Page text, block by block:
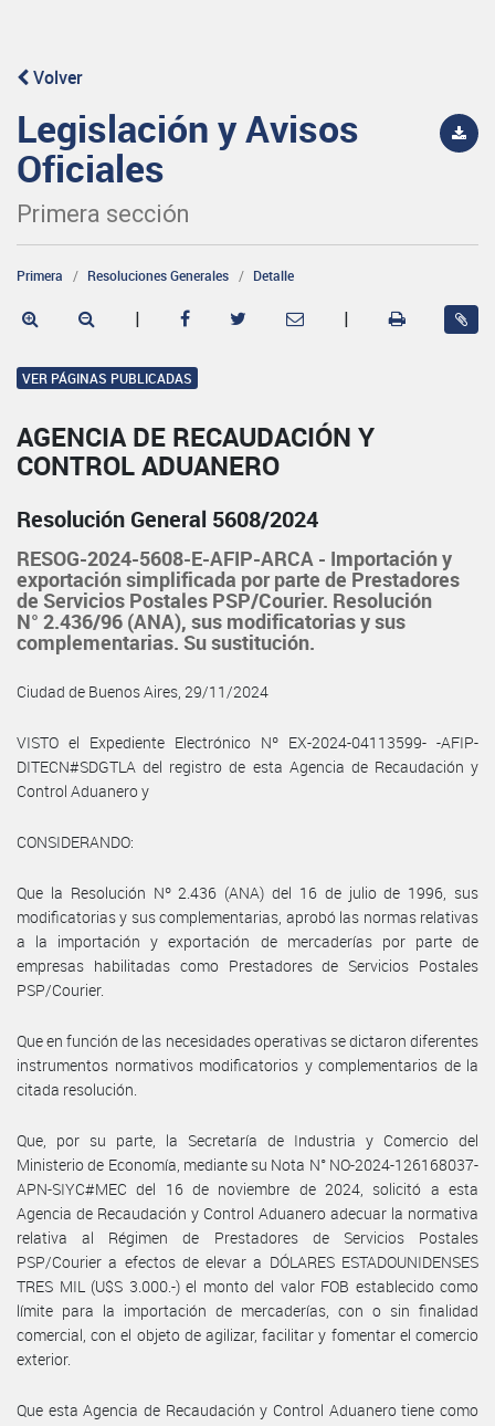
Volver
Legislación y Avisos
Oficiales
Primera sección
Primera Resoluciones Generales Detalle
| |
VER PÁGINAS PUBLICADAS
AGENCIA DE RECAUDACIÓN Y
CONTROL ADUANERO
Resolución General 5608/2024
RESOG-2024-5608-E-AFIP-ARCA - Importación y
exportación simplificada por parte de Prestadores
de Servicios Postales PSP/Courier. Resolución
N° 2.436/96 (ANA), sus modificatorias y sus
complementarias. Su sustitución.
Ciudad de Buenos Aires, 29/11/2024
VISTO el Expediente Electrónico Nº EX-2024-04113599- -AFIP-
DITECN#SDGTLA del registro de esta Agencia de Recaudación y
Control Aduanero y
CONSIDERANDO:
Que la Resolución Nº 2.436 (ANA) del 16 de julio de 1996, sus
modificatorias y sus complementarias, aprobó las normas relativas
a la importación y exportación de mercaderías por parte de
empresas habilitadas como Prestadores de Servicios Postales
PSP/Courier.
Que en función de las necesidades operativas se dictaron diferentes
instrumentos normativos modificatorios y complementarios de la
citada resolución.
Que, por su parte, la Secretaría de Industria y Comercio del
Ministerio de Economía, mediante su Nota N° NO-2024-126168037-
APN-SIYC#MEC del 16 de noviembre de 2024, solicitó a esta
Agencia de Recaudación y Control Aduanero adecuar la normativa
relativa al Régimen de Prestadores de Servicios Postales
PSP/Courier a efectos de elevar a DÓLARES ESTADOUNIDENSES
TRES MIL (U$S 3.000.-) el monto del valor FOB establecido como
límite para la importación de mercaderías, con o sin finalidad
comercial, con el objeto de agilizar, facilitar y fomentar el comercio
exterior.
Que esta Agencia de Recaudación y Control Aduanero tiene como